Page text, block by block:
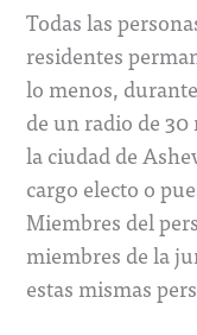
Todas las
residentes
lo menos,
de un radio de
la ciudad de
cargo electo o
Miembres del
miembres de la
estas mismas